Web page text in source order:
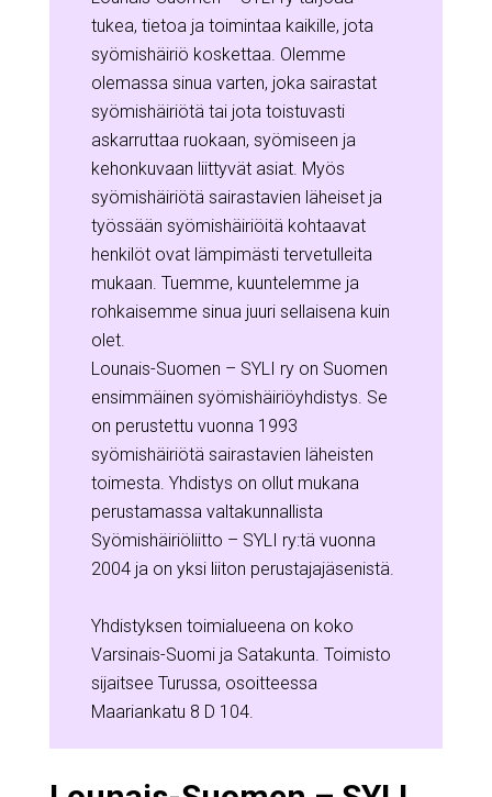
tukea, tietoa ja toimintaa kaikille, jota
syömishäiriö koskettaa. Olemme
olemassa sinua varten, joka sairastat
syömishäiriötä tai jota toistuvasti
askarruttaa ruokaan, syömiseen ja
kehonkuvaan liittyvät asiat. Myös
syömishäiriötä sairastavien läheiset ja
työssään syömishäiriöitä kohtaavat
henkilöt ovat lämpimästi tervetulleita
mukaan. Tuemme, kuuntelemme ja
rohkaisemme sinua juuri sellaisena kuin
olet.
Lounais-Suomen – SYLI ry on Suomen
ensimmäinen syömishäiriöyhdistys. Se
on perustettu vuonna 1993
syömishäiriötä sairastavien läheisten
toimesta. Yhdistys on ollut mukana
perustamassa valtakunnallista
Syömishäiriöliitto – SYLI ry:tä vuonna
2004 ja on yksi liiton perustajajäsenistä.
Yhdistyksen toimialueena on koko
Varsinais-Suomi ja Satakunta. Toimisto
sijaitsee Turussa, osoitteessa
Maariankatu 8 D 104.